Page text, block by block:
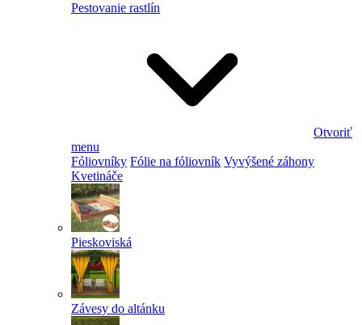
Pestovanie rastlín
Otvoriť
menu
Fóliovníky Fólie na fóliovník Vyvýšené záhony
Kvetináče
Pieskoviská
Závesy do altánku